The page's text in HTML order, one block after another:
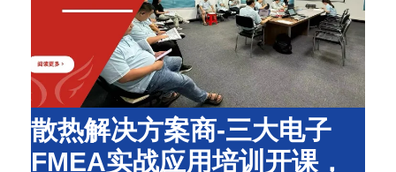
散热解决方案商-三大电子
FMEA实战应用培训开课，